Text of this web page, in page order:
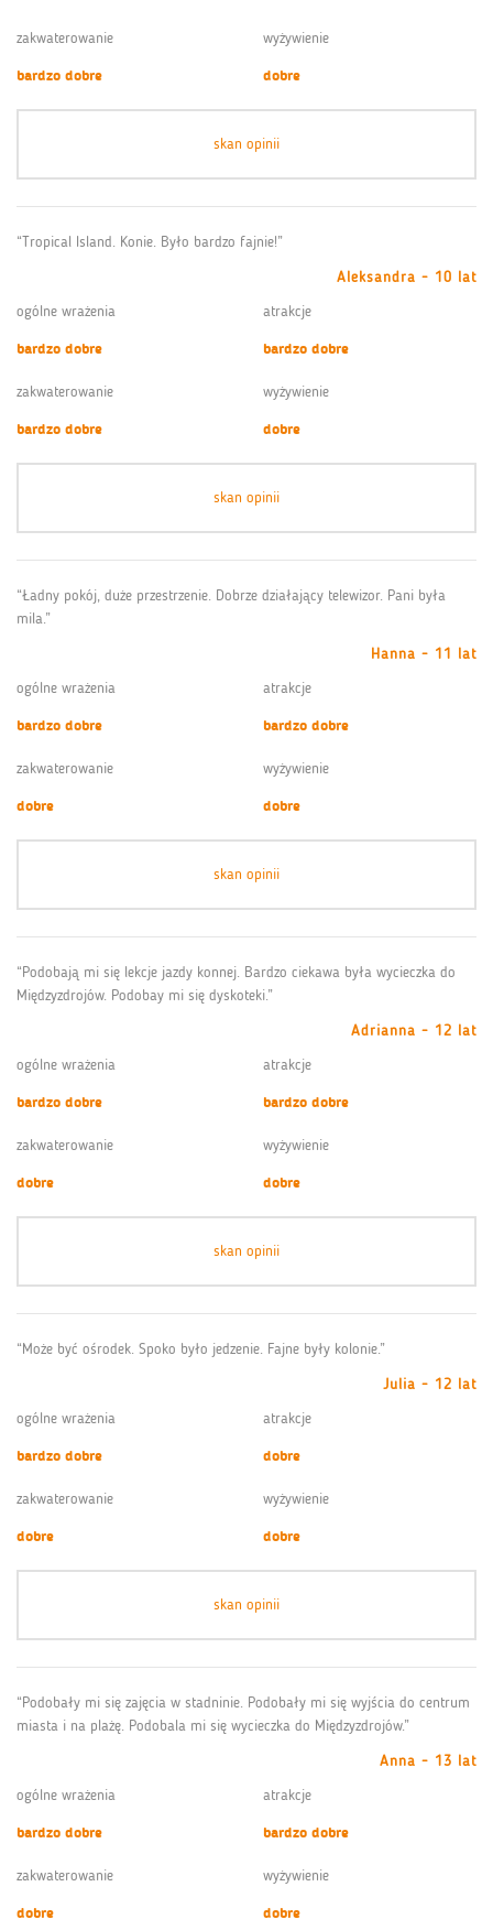
zakwaterowanie
bardzo dobre
wyżywienie
dobre
skan opinii
“Tropical Island. Konie. Było bardzo fajnie!”
Aleksandra - 10 lat
ogólne wrażenia
bardzo dobre
atrakcje
bardzo dobre
zakwaterowanie
bardzo dobre
wyżywienie
dobre
skan opinii
“Ładny pokój, duże przestrzenie. Dobrze działający telewizor. Pani była
mila.”
Hanna - 11 lat
ogólne wrażenia
bardzo dobre
atrakcje
bardzo dobre
zakwaterowanie
dobre
wyżywienie
dobre
skan opinii
“Podobają mi się lekcje jazdy konnej. Bardzo ciekawa była wycieczka do
Międzyzdrojów. Podobay mi się dyskoteki.”
Adrianna - 12 lat
ogólne wrażenia
bardzo dobre
atrakcje
bardzo dobre
zakwaterowanie
dobre
wyżywienie
dobre
skan opinii
“Może być ośrodek. Spoko było jedzenie. Fajne były kolonie.”
Julia - 12 lat
ogólne wrażenia
bardzo dobre
atrakcje
dobre
zakwaterowanie
dobre
wyżywienie
dobre
skan opinii
“Podobały mi się zajęcia w stadninie. Podobały mi się wyjścia do centrum
miasta i na plażę. Podobala mi się wycieczka do Międzyzdrojów.”
Anna - 13 lat
ogólne wrażenia
bardzo dobre
atrakcje
bardzo dobre
zakwaterowanie
dobre
wyżywienie
dobre